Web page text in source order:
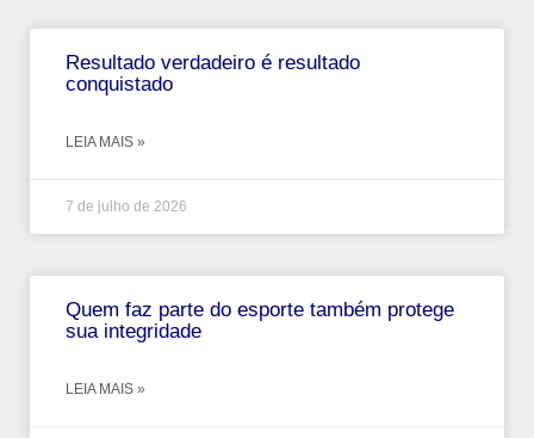
Resultado verdadeiro é resultado
conquistado
LEIA MAIS »
7 de julho de 2026
Quem faz parte do esporte também protege
sua integridade
LEIA MAIS »